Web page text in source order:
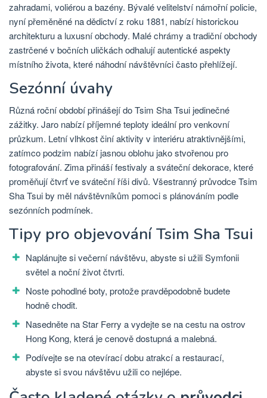
zahradami, voliérou a bazény. Bývalé velitelství námořní policie,
nyní přeměněné na dědictví z roku 1881, nabízí historickou
architekturu a luxusní obchody. Malé chrámy a tradiční obchody
zastrčené v bočních uličkách odhalují autentické aspekty
místního života, které náhodní návštěvníci často přehlížejí.
Sezónní úvahy
Různá roční období přinášejí do Tsim Sha Tsui jedinečné
zážitky. Jaro nabízí příjemné teploty ideální pro venkovní
průzkum. Letní vlhkost činí aktivity v interiéru atraktivnějšími,
zatímco podzim nabízí jasnou oblohu jako stvořenou pro
fotografování. Zima přináší festivaly a sváteční dekorace, které
proměňují čtvrť ve sváteční říši divů. Všestranný průvodce Tsim
Sha Tsui by měl návštěvníkům pomoci s plánováním podle
sezónních podmínek.
Tipy pro objevování Tsim Sha Tsui
Naplánujte si večerní návštěvu, abyste si užili Symfonii
světel a noční život čtvrti.
Noste pohodlné boty, protože pravděpodobně budete
hodně chodit.
Nasedněte na Star Ferry a vydejte se na cestu na ostrov
Hong Kong, která je cenově dostupná a malebná.
Podívejte se na otevírací dobu atrakcí a restaurací,
abyste si svou návštěvu užili co nejlépe.